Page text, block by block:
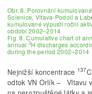
Obr. 8. Porovnání
Solenice, Vltava-Podolí a
kumulované výpusti roční
období 2002–2014
Fig. 8. Cumulative chart of
annual 3H discharges
during the period 2002–2014
Nejnižší koncentrace 137
odtok VN Orlík – Vltavu